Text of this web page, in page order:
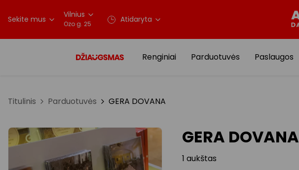
Sekite mus Vilnius
Ozo g. 25 Atidaryta
Renginiai Parduotuvės Paslaugos
Titulinis Parduotuvės GERA DOVANA
GERA DOVANA
1 aukštas